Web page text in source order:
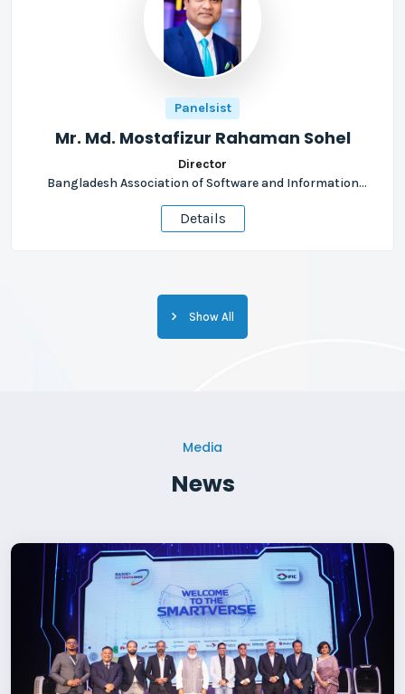
Panelsist
Mr. Md. Mostafizur Rahaman Sohel
Director
Bangladesh Association of Software and Information
Services
Details
Show All
Media
News